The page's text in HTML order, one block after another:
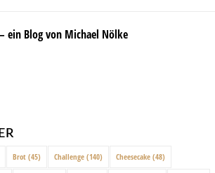
ein Blog von Michael Nölke
Brot (45) Challenge (140) Cheesecake (48)